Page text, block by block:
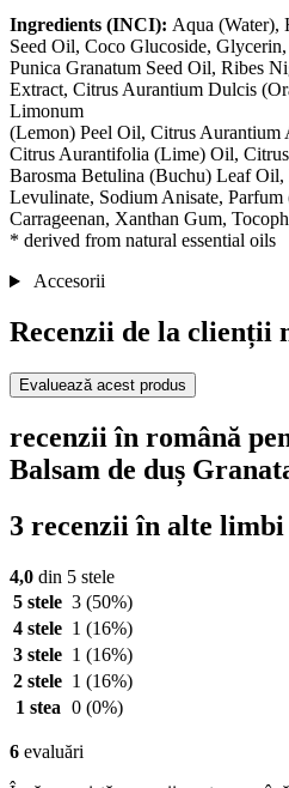
Ingredients (INCI): Aqua (Water),
Seed Oil, Coco Glucoside,
Punica Granatum Seed Oil, Ribes
Extract, Citrus Aurantium Dulcis
Limonum
(Lemon) Peel Oil, Citrus Aurantium
Citrus Aurantifolia (Lime) Oil,
Barosma Betulina (Buchu) Leaf
Levulinate, Sodium Anisate,
Carrageenan, Xanthan Gum,
* derived from natural essential oils
Accesorii
Recenzii de la clienții
Evaluează acest produs
recenzii în română
Balsam de duș
3 recenzii în alte limbi
4,0 din 5 stele
5 stele 3 (50%)
4 stele 1 (16%)
3 stele 1 (16%)
2 stele 1 (16%)
1 stea 0 (0%)
6 evaluări